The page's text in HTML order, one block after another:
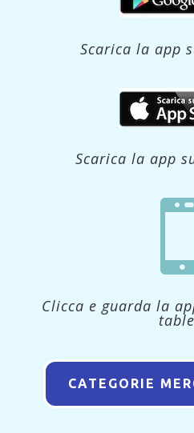
Scarica la app
Scarica la app
Clicca e guarda la
CATEGORIE